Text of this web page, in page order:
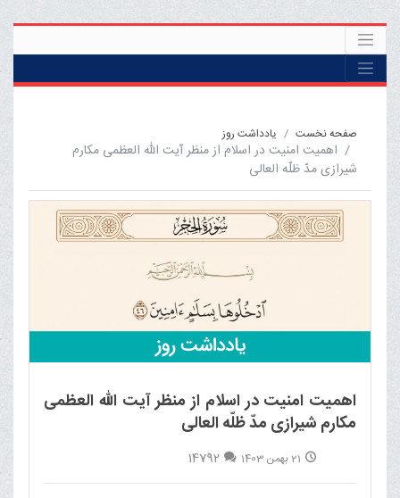
صفحه نخست یادداشت روز
اهمیت امنیت در اسلام از منظر آیت الله العظمی مکارم
شیرازی مدّ ظلّه العالی
اهمیت امنیت در اسلام از منظر آیت الله العظمی
مکارم شیرازی مدّ ظلّه العالی
21 بهمن 1403 14792